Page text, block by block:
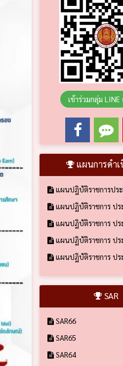
เข้าร่วมกลุ่ม
แผนการดำ
แผนปฎิบัติราชการปร
แผนปฏิบัติราชการ ปร
แผนปฏิบัติราชการ ปร
แผนปฏิบัติราชการ ปร
แผนปฏิบัติราชการ ปร
SAR
SAR66
SAR65
SAR64